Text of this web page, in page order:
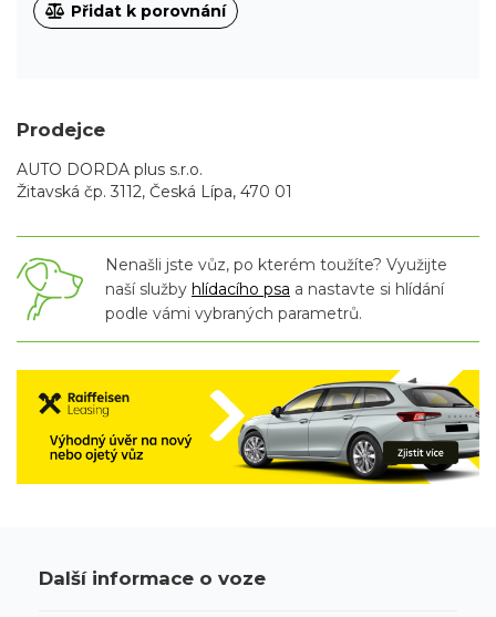
Přidat k porovnání
Prodejce
AUTO DORDA plus s.r.o.
Žitavská čp. 3112, Česká Lípa, 470 01
Nenašli jste vůz, po kterém toužíte? Využijte
naší služby hlídacího psa a nastavte si hlídání
podle vámi vybraných parametrů.
Další informace o voze